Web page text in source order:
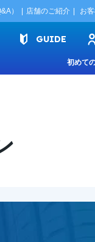
） 店舗のご紹介 お
GUIDE
初めて